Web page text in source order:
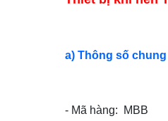
a) Thông số
- Mã hàng: MBB